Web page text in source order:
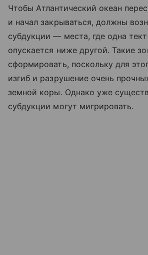
Чтобы Атлантический океан
и начал закрываться, должны
субдукции — места, где одна
опускается ниже другой. Такие
сформировать, поскольку для
изгиб и разрушение очень
земной коры. Однако уже
субдукции могут мигрировать.